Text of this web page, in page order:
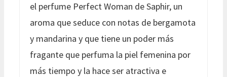
el perfume Perfect Woman de Saphir, un
aroma que seduce con notas de bergamota
y mandarina y que tiene un poder más
fragante que perfuma la piel femenina por
más tiempo y la hace ser atractiva e